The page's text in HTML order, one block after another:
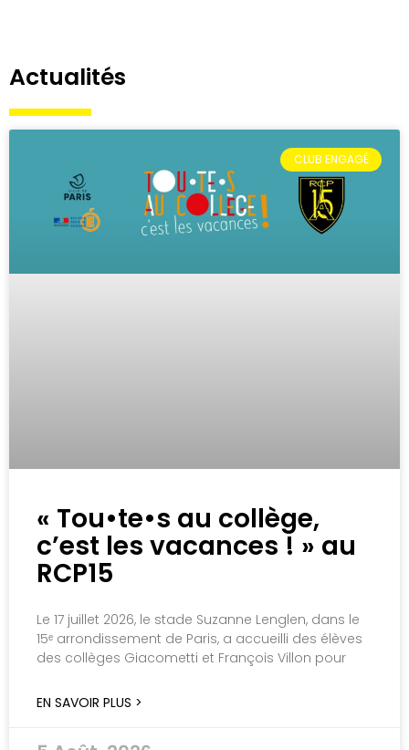
Actualités
CLUB ENGAGÉ
« Tou•te•s au collège,
c’est les vacances ! » au
RCP15
Le 17 juillet 2026, le stade Suzanne Lenglen, dans le
15ᵉ arrondissement de Paris, a accueilli des élèves
des collèges Giacometti et François Villon pour
EN SAVOIR PLUS >